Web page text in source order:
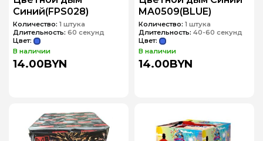
Синий(FPS028)
Количество: 1 штука
Длительность: 60 секунд
Цвет:
В наличии
14.00BYN
MA0509(BLUE)
Количество: 1 штука
Длительность: 40-60 секунд
Цвет:
В наличии
14.00BYN